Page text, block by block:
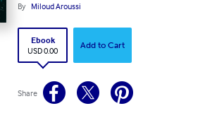
By Miloud Aroussi
Ebook
USD 0.00
Add to Cart
Share